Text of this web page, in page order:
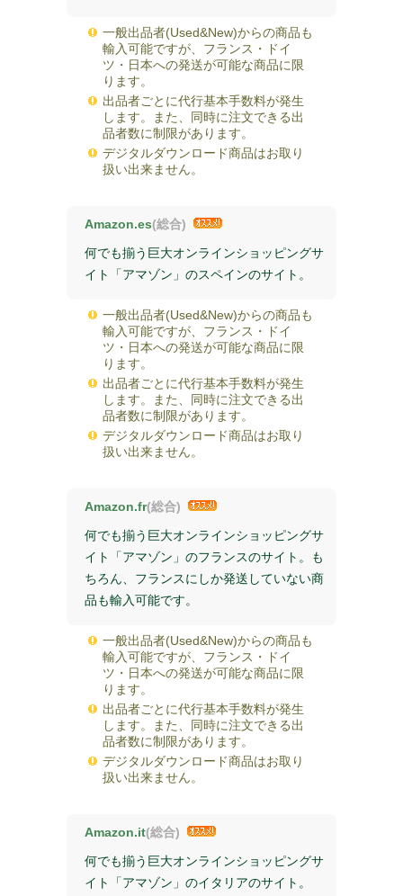
一般出品者(Used&New)からの商品も
輸入可能ですが、フランス・ドイ
ツ・日本への発送が可能な商品に限
ります。
出品者ごとに代行基本手数料が発生
します。また、同時に注文できる出
品者数に制限があります。
デジタルダウンロード商品はお取り
扱い出来ません。
Amazon.es(総合)
何でも揃う巨大オンラインショッピングサ
イト「アマゾン」のスペインのサイト。
一般出品者(Used&New)からの商品も
輸入可能ですが、フランス・ドイ
ツ・日本への発送が可能な商品に限
ります。
出品者ごとに代行基本手数料が発生
します。また、同時に注文できる出
品者数に制限があります。
デジタルダウンロード商品はお取り
扱い出来ません。
Amazon.fr(総合)
何でも揃う巨大オンラインショッピングサ
イト「アマゾン」のフランスのサイト。も
ちろん、フランスにしか発送していない商
品も輸入可能です。
一般出品者(Used&New)からの商品も
輸入可能ですが、フランス・ドイ
ツ・日本への発送が可能な商品に限
ります。
出品者ごとに代行基本手数料が発生
します。また、同時に注文できる出
品者数に制限があります。
デジタルダウンロード商品はお取り
扱い出来ません。
Amazon.it(総合)
何でも揃う巨大オンラインショッピングサ
イト「アマゾン」のイタリアのサイト。